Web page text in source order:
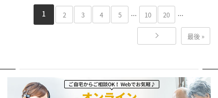
1 2 3 4 5 ... 10 20 ...
最後 »